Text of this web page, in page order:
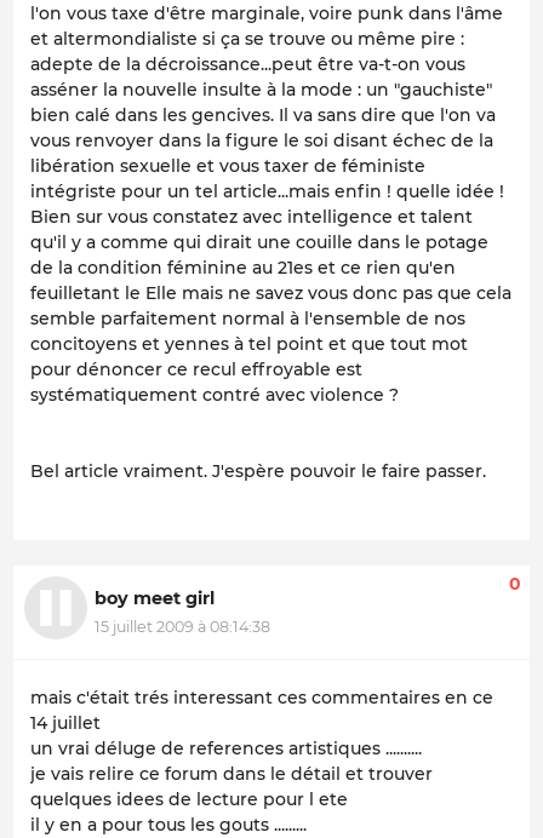
l'on vous taxe d'être marginale, voire punk dans l'âme
et altermondialiste si ça se trouve ou même pire :
adepte de la décroissance...peut être va-t-on vous
asséner la nouvelle insulte à la mode : un "gauchiste"
bien calé dans les gencives. Il va sans dire que l'on va
vous renvoyer dans la figure le soi disant échec de la
libération sexuelle et vous taxer de féministe
intégriste pour un tel article...mais enfin ! quelle idée !
Bien sur vous constatez avec intelligence et talent
qu'il y a comme qui dirait une couille dans le potage
de la condition féminine au 21es et ce rien qu'en
feuilletant le Elle mais ne savez vous donc pas que cela
semble parfaitement normal à l'ensemble de nos
concitoyens et yennes à tel point et que tout mot
pour dénoncer ce recul effroyable est
systématiquement contré avec violence ?
Bel article vraiment. J'espère pouvoir le faire passer.
boy meet girl
15 juillet 2009 à 08:14:38
0
mais c'était trés interessant ces commentaires en ce
14 juillet
un vrai déluge de references artistiques ..........
je vais relire ce forum dans le détail et trouver
quelques idees de lecture pour l ete
il y en a pour tous les gouts .........